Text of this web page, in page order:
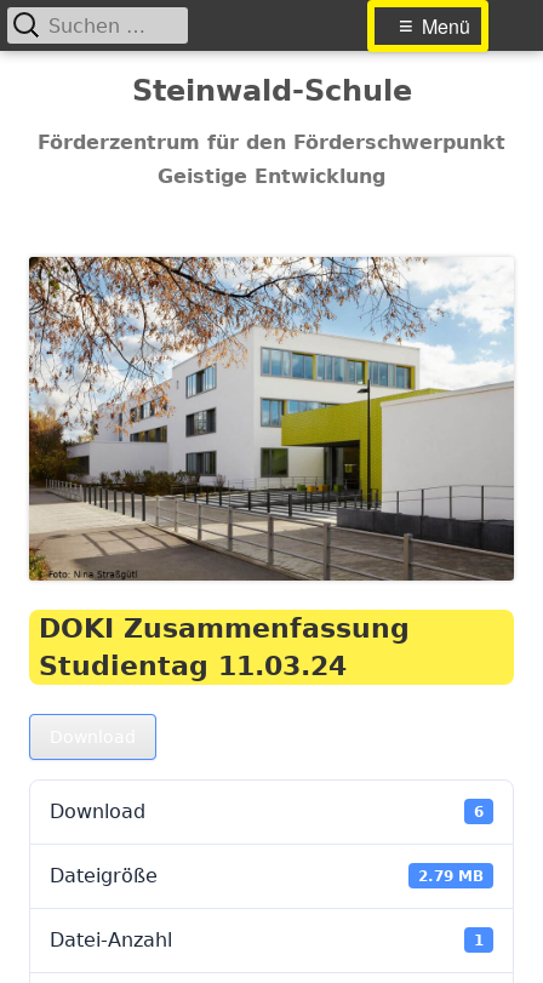
Inhalt
Steinwald-Schule
Förderzentrum für den Förderschwerpunkt
Geistige Entwicklung
Primäres
Menü
Suchen
nach:
DOKI Zusammenfassung
Studientag 11.03.24
Download 6
Dateigröße 2.79 MB
Datei-Anzahl 1